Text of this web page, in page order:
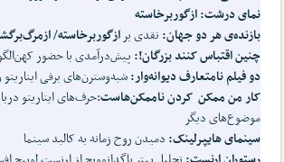
نمای درشت: ازگوربرخاسته
بازنده‌ی هر دو جهان: نقدی برازگوربرخاسته/ازمرگ
چنین اقتباس کنند بزرگان!: پیش‌درآمدی با حضور
دو فیلم نامتعارف دیوانه‌وار:شبه‌وسترن‌های برفی ایناریتو
کار من ممکن کردن ناممکن‌هاست:حرف‌های ایناریتو
موضوع‌های دیگر
سینمای هایپرلینک: دمیدن روح زمانه به کالبد سینما